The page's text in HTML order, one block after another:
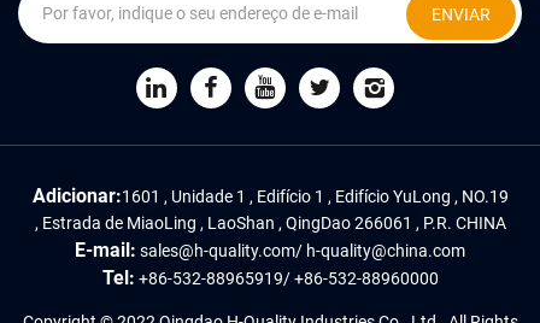
ENVIAR
Adicionar:1601 , Unidade 1 , Edifício 1 , Edifício YuLong , NO.19
, Estrada de MiaoLing , LaoShan , QingDao 266061 , P.R. CHINA
E-mail: sales@h-quality.com/ h-quality@china.com
Tel: +86-532-88965919/+86-532-88960000